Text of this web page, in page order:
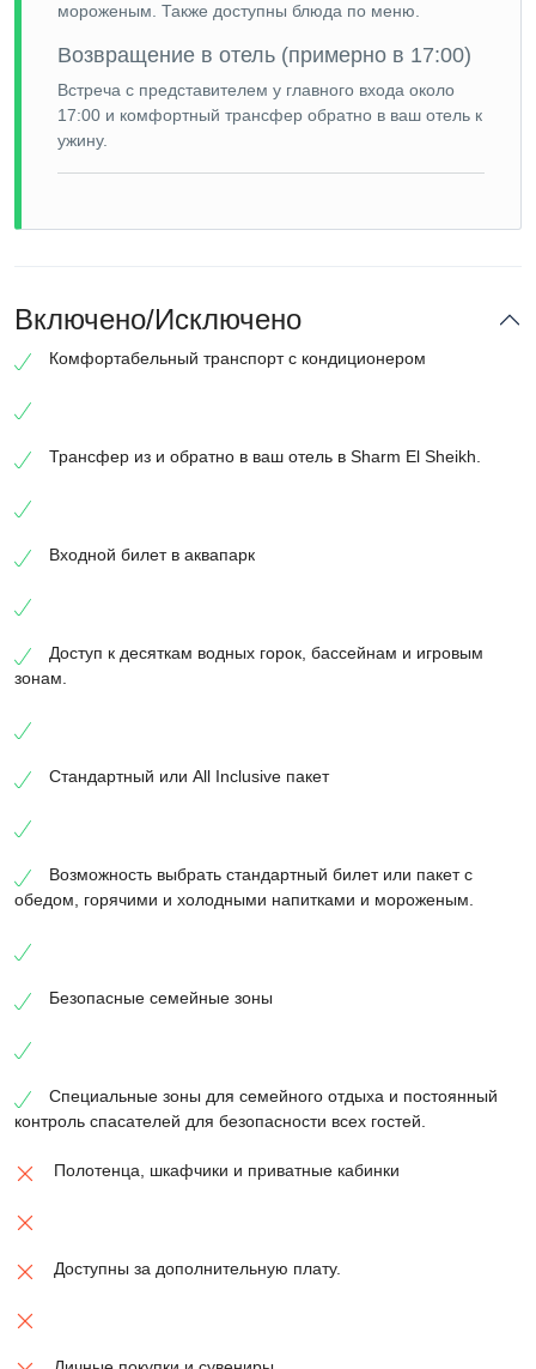
мороженым. Также доступны блюда по меню.
Возвращение в отель (примерно в 17:00)
Встреча с представителем у главного входа около
17:00 и комфортный трансфер обратно в ваш отель к
ужину.
Включено/Исключено
Комфортабельный транспорт с кондиционером
Трансфер из и обратно в ваш отель в Sharm El Sheikh.
Входной билет в аквапарк
Доступ к десяткам водных горок, бассейнам и игровым
зонам.
Стандартный или All Inclusive пакет
Возможность выбрать стандартный билет или пакет с
обедом, горячими и холодными напитками и мороженым.
Безопасные семейные зоны
Специальные зоны для семейного отдыха и постоянный
контроль спасателей для безопасности всех гостей.
Полотенца, шкафчики и приватные кабинки
Доступны за дополнительную плату.